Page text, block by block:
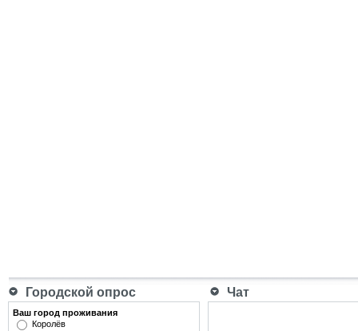
Городской опрос Чат
Ваш город проживания
Королёв